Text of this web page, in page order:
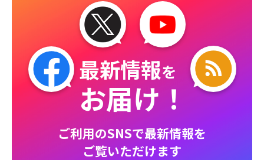
最新情報を
お届け！
ご利用のSNSで最新情報を
ご覧いただけます